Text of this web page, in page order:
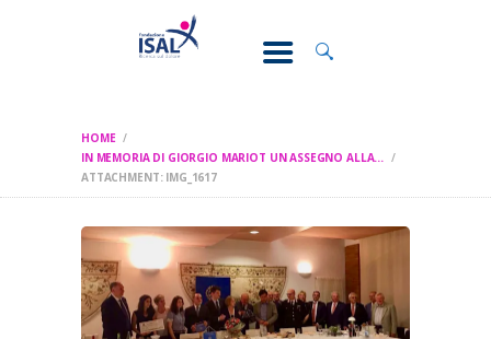
HOME
IN MEMORIA DI GIORGIO MARIOT UN ASSEGNO ALLA...
ATTACHMENT: IMG_1617
CONOSCI IL
DOLORE
RICERCA
FORMAZIONE
CHI SIAMO